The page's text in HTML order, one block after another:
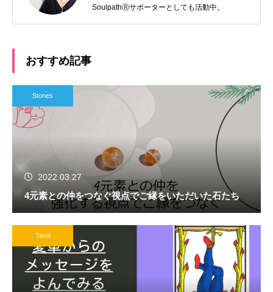
SoulpathⓇサポーターとしても活動中。
おすすめ記事
Stones
2022.03.27
4元素との仲をつなぐ視点でご縁をいただいた石たち
Tarot